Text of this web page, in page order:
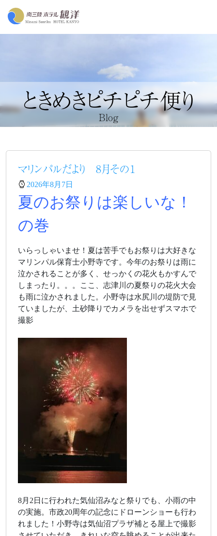
ときめきピチピチ便り
Blog
マリンパルだより 8月その１
2026年8月7日
夏のお祭りは楽しいな！
の巻
いらっしゃいませ！夏は苦手でもお祭りは大好きな
マリンパル保育士小野寺です。今年のお祭りは雨に
泣かされることが多く、せっかくの花火もかすんで
しまったり。。。ここ、志津川の夏祭りの花火大会
も雨に泣かされました。小野寺は水尻川の堤防で見
ていましたが、土砂降りでカメラを出せずスマホで
撮影
8月2日に行われた気仙沼みなと祭りでも、小雨の中
の実施。市政20周年の記念にドローンショーも行わ
れました！小野寺は気仙沼プラザ補とる屋上で撮影